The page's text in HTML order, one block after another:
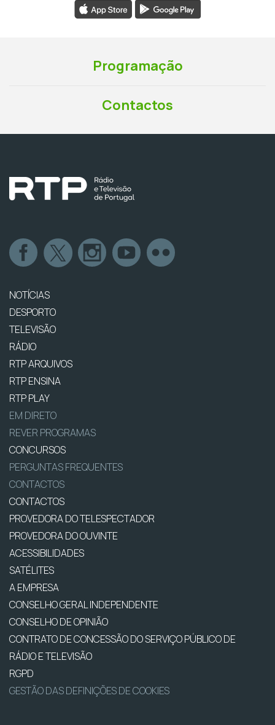
Programação
Contactos
NOTÍCIAS
DESPORTO
TELEVISÃO
RÁDIO
RTP ARQUIVOS
RTP ENSINA
RTP PLAY
EM DIRETO
REVER PROGRAMAS
CONCURSOS
PERGUNTAS FREQUENTES
CONTACTOS
CONTACTOS
PROVEDORA DO TELESPECTADOR
PROVEDORA DO OUVINTE
ACESSIBILIDADES
SATÉLITES
A EMPRESA
CONSELHO GERAL INDEPENDENTE
CONSELHO DE OPINIÃO
CONTRATO DE CONCESSÃO DO SERVIÇO PÚBLICO DE
RÁDIO E TELEVISÃO
RGPD
GESTÃO DAS DEFINIÇÕES DE COOKIES